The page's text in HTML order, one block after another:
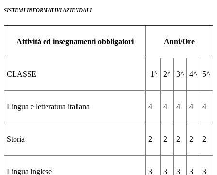
SISTEMI INFORMATIVI AZIENDALI
Attività ed insegnamenti obbligatori Anni/Ore
CLASSE 1^ 2^ 3^ 4^ 5^
Lingua e letteratura italiana 4 4 4 4 4
Storia 2 2 2 2 2
Lingua inglese 3 3 3 3 3